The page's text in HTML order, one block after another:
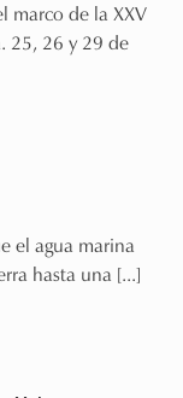
marco de la XXV
25, 26 y 29 de
el agua marina
hasta una [...]